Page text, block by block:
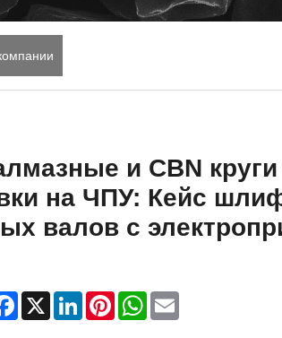
и CBN
на ЧПУ: Кейс
валов с
Facebook
X LinkedInPinterestWhatsAppEmail